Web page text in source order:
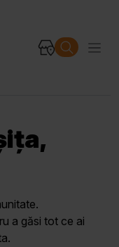
a găsi tot ce ai